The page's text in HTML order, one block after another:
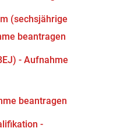
(sechsjährige
beantragen
- Aufnahme
beantragen
-